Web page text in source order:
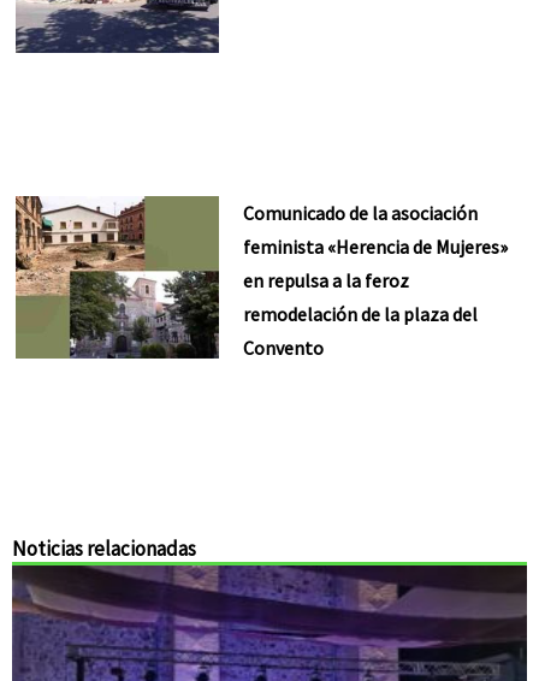
Comunicado de la asociación
feminista «Herencia de Mujeres»
en repulsa a la feroz
remodelación de la plaza del
Convento
Noticias relacionadas